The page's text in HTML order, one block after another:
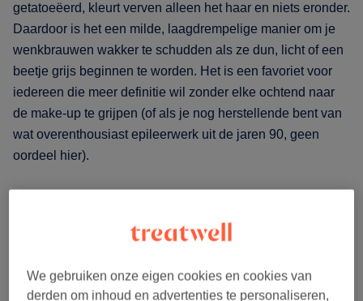
getatoeëerd, kleurt verven alleen het haar en niets eronder.
Daardoor is het een milde, laagdrempelige manier om je
wenkbrauwen wakker te schudden als ze dun, licht of een
beetje grijs beginnen te worden. Het is een favoriet voor
iedereen die meer definitie wil zonder elke ochtend naar
de make-up te grijpen (of als je nog herstellende bent van
wat overenthousiast epileerwerk uit de jaren 90, geen
oordeel hier).
Je schoonheidsspecialiste mengt de perfecte kleur en
de kleur ongeveer vijf tot tien minuten heeft ingewerkt,
veegt ze de verf weg en komen vollere, diepere
We gebruiken onze eigen cookies en cookies van
derden om inhoud en advertenties te personaliseren,